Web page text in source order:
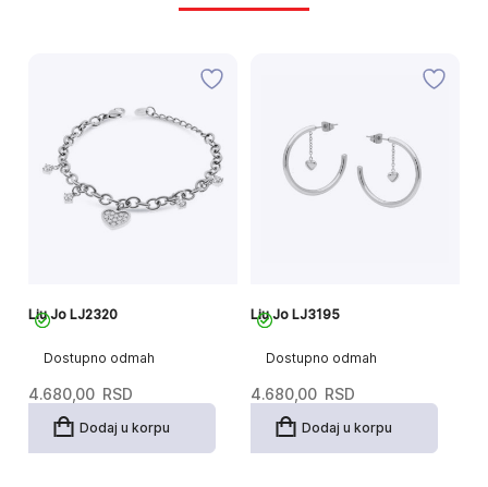
Dostupno odmah
Liu Jo LJ2320
4.680,00 RSD
Dodaj u korpu
Dostupno odmah
Liu Jo LJ3195
4.680,00 RSD
Dodaj u korpu